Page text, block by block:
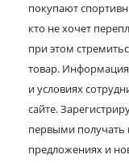
покупают
кто не хочет
при этом
товар.
и условиях
сайте.
первыми
предложениях и